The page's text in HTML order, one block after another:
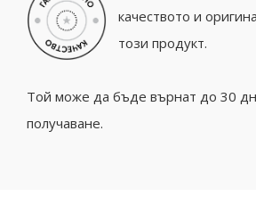
качеството и
този продукт.
Той може да бъде върнат до 30
получаване.